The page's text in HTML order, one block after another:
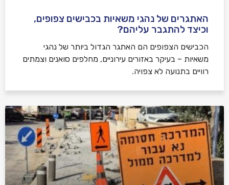
האתגרים של נהגי משאיות בכבישים צפופים,
וכיצד להתגבר עליהם?
הכבישים הצפופים הם האתגר הגדול ביותר של נהגי
משאיות – בעיקר באזורים עירוניים, מחלפים סואנים וצמתים
רוויים בתנועה לא צפויה.